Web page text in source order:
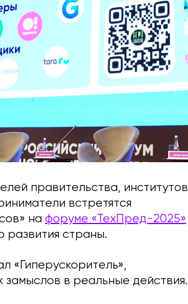
правительства, институтов
встретятся
на форуме «ТехПред-2025»
развития страны.
«Гиперускоритель»,
в реальные действия.